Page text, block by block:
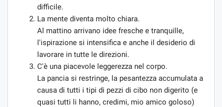
difficile.
La mente diventa molto chiara.
Al mattino arrivano idee fresche e tranquille,
l'ispirazione si intensifica e anche il desiderio di
lavorare in tutte le direzioni.
C'è una piacevole leggerezza nel corpo.
La pancia si restringe, la pesantezza accumulata a
causa di tutti i tipi di pezzi di cibo non digerito (e
quasi tutti li hanno, credimi, mio ​​amico goloso)